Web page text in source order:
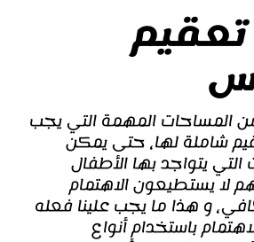
المساحات المهمة التي يجب
شاملة لها، حتى يمكن
يتواجد بها الأطفال
لا يستطيعون الاهتمام
و هذا ما يجب علينا فعله
باستخدام أنواع